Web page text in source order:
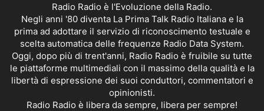
Radio Radio è l'Evoluzione della Radio.
Negli anni '80 diventa La Prima Talk Radio Italiana e la
prima ad adottare il servizio di riconoscimento testuale e
scelta automatica delle frequenze Radio Data System.
Oggi, dopo più di trent'anni, Radio Radio è fruibile su tutte
le piattaforme multimediali con il massimo della qualità e la
libertà di espressione dei suoi conduttori, commentatori e
opinionisti.
Radio Radio è libera da sempre, libera per sempre!